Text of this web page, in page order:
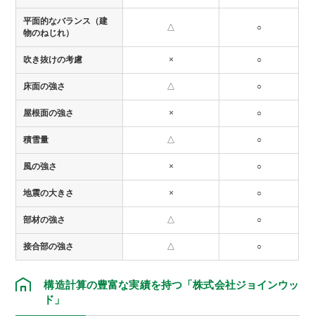
平面的なバランス（建
物のねじれ）
△ ○
吹き抜けの考慮 × ○
床面の強さ △ ○
屋根面の強さ × ○
積雪量 △ ○
風の強さ × ○
地震の大きさ × ○
部材の強さ △ ○
接合部の強さ △ ○
構造計算の豊富な実績を持つ「株式会社ジョインウッ
ド」